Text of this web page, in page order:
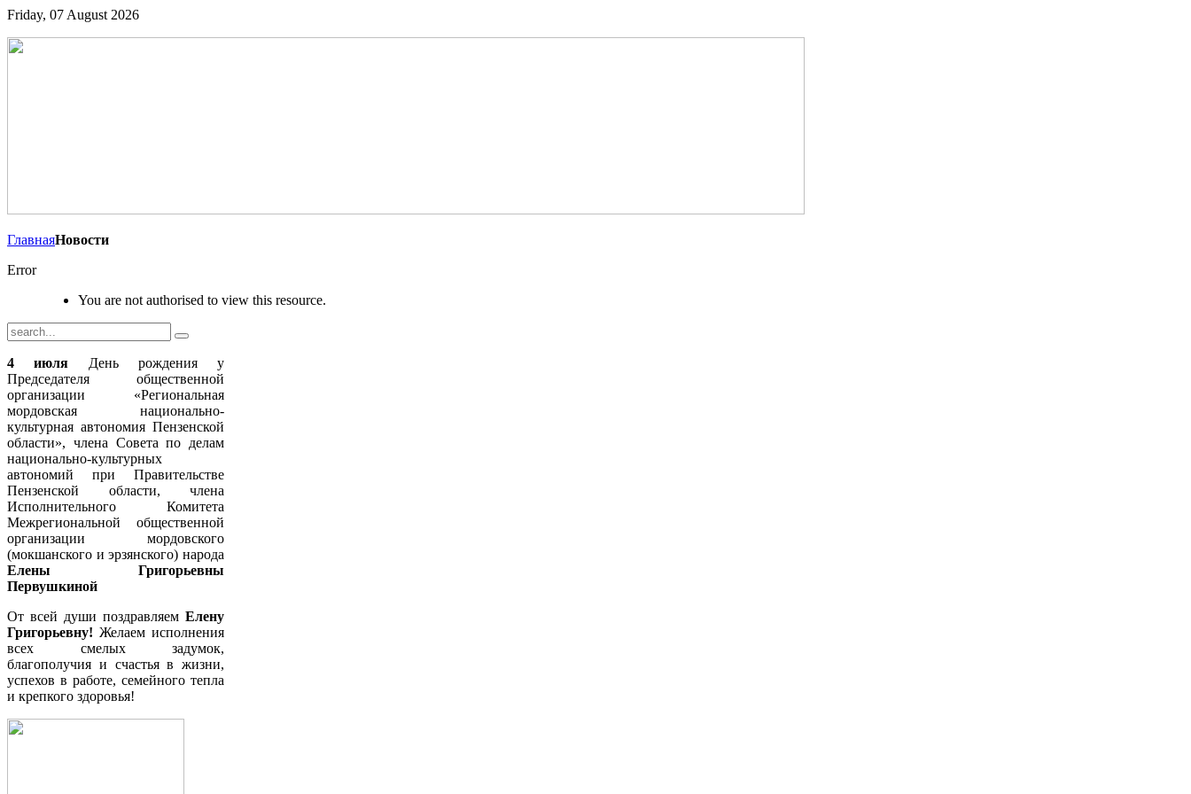
Friday, 07 August 2026
ГлавнаяНовости
Error
You are not authorised to view this resource.
4 июля День рождения у
Председателя общественной
организации «Региональная
мордовская национально-
культурная автономия Пензенской
области», члена Совета по делам
национально-культурных
автономий при Правительстве
Пензенской области, члена
Исполнительного Комитета
Межрегиональной общественной
организации мордовского
(мокшанского и эрзянского) народа
Елены Григорьевны
Первушкиной
От всей души поздравляем Елену
Григорьевну! Желаем исполнения
всех смелых задумок,
благополучия и счастья в жизни,
успехов в работе, семейного тепла
и крепкого здоровья!